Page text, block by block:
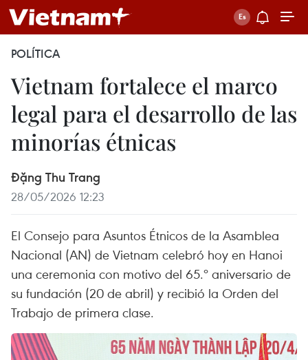
POLÍTICA
Vietnam fortalece el marco
legal para el desarrollo de las
minorías étnicas
Đặng Thu Trang
28/05/2026 12:23
El Consejo para Asuntos Étnicos de la Asamblea
Nacional (AN) de Vietnam celebró hoy en Hanoi
una ceremonia con motivo del 65.º aniversario de
su fundación (20 de abril) y recibió la Orden del
Trabajo de primera clase.